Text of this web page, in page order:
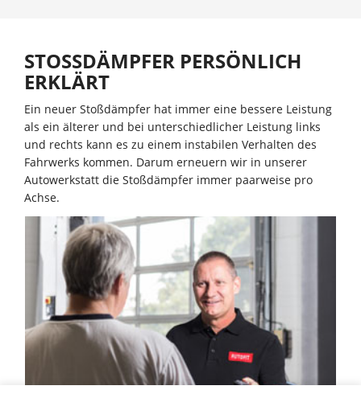
STOSSDÄMPFER PERSÖNLICH
ERKLÄRT
Ein neuer Stoßdämpfer hat immer eine bessere Leistung
als ein älterer und bei unterschiedlicher Leistung links
und rechts kann es zu einem instabilen Verhalten des
Fahrwerks kommen. Darum erneuern wir in unserer
Autowerkstatt die Stoßdämpfer immer paarweise pro
Achse.